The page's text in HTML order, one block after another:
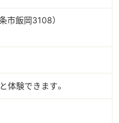
市飯岡3108）
体験できます。